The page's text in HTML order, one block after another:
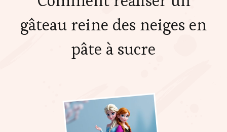
gâteau reine des neiges en
pâte à sucre